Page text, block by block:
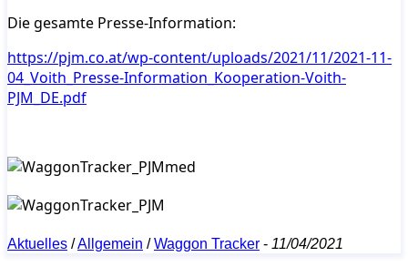
Die gesamte Presse-Information:
https://pjm.co.at/wp-content/uploads/2021/11/2021-11-
04_Voith_Presse-Information_Kooperation-Voith-
PJM_DE.pdf
Aktuelles /Allgemein /Waggon Tracker - 11/04/2021